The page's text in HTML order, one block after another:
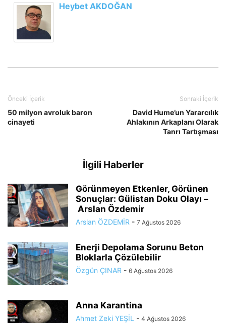
Heybet AKDOĞAN
Önceki İçerik
50 milyon avroluk baron
cinayeti
Sonraki İçerik
David Hume’un Yararcılık
Ahlakının Arkaplanı Olarak
Tanrı Tartışması
İlgili Haberler
Görünmeyen Etkenler, Görünen
Sonuçlar: Gülistan Doku Olayı –
Arslan Özdemir
Arslan ÖZDEMİR - 7 Ağustos 2026
Enerji Depolama Sorunu Beton
Bloklarla Çözülebilir
Özgün ÇINAR - 6 Ağustos 2026
Anna Karantina
Ahmet Zeki YEŞİL - 4 Ağustos 2026